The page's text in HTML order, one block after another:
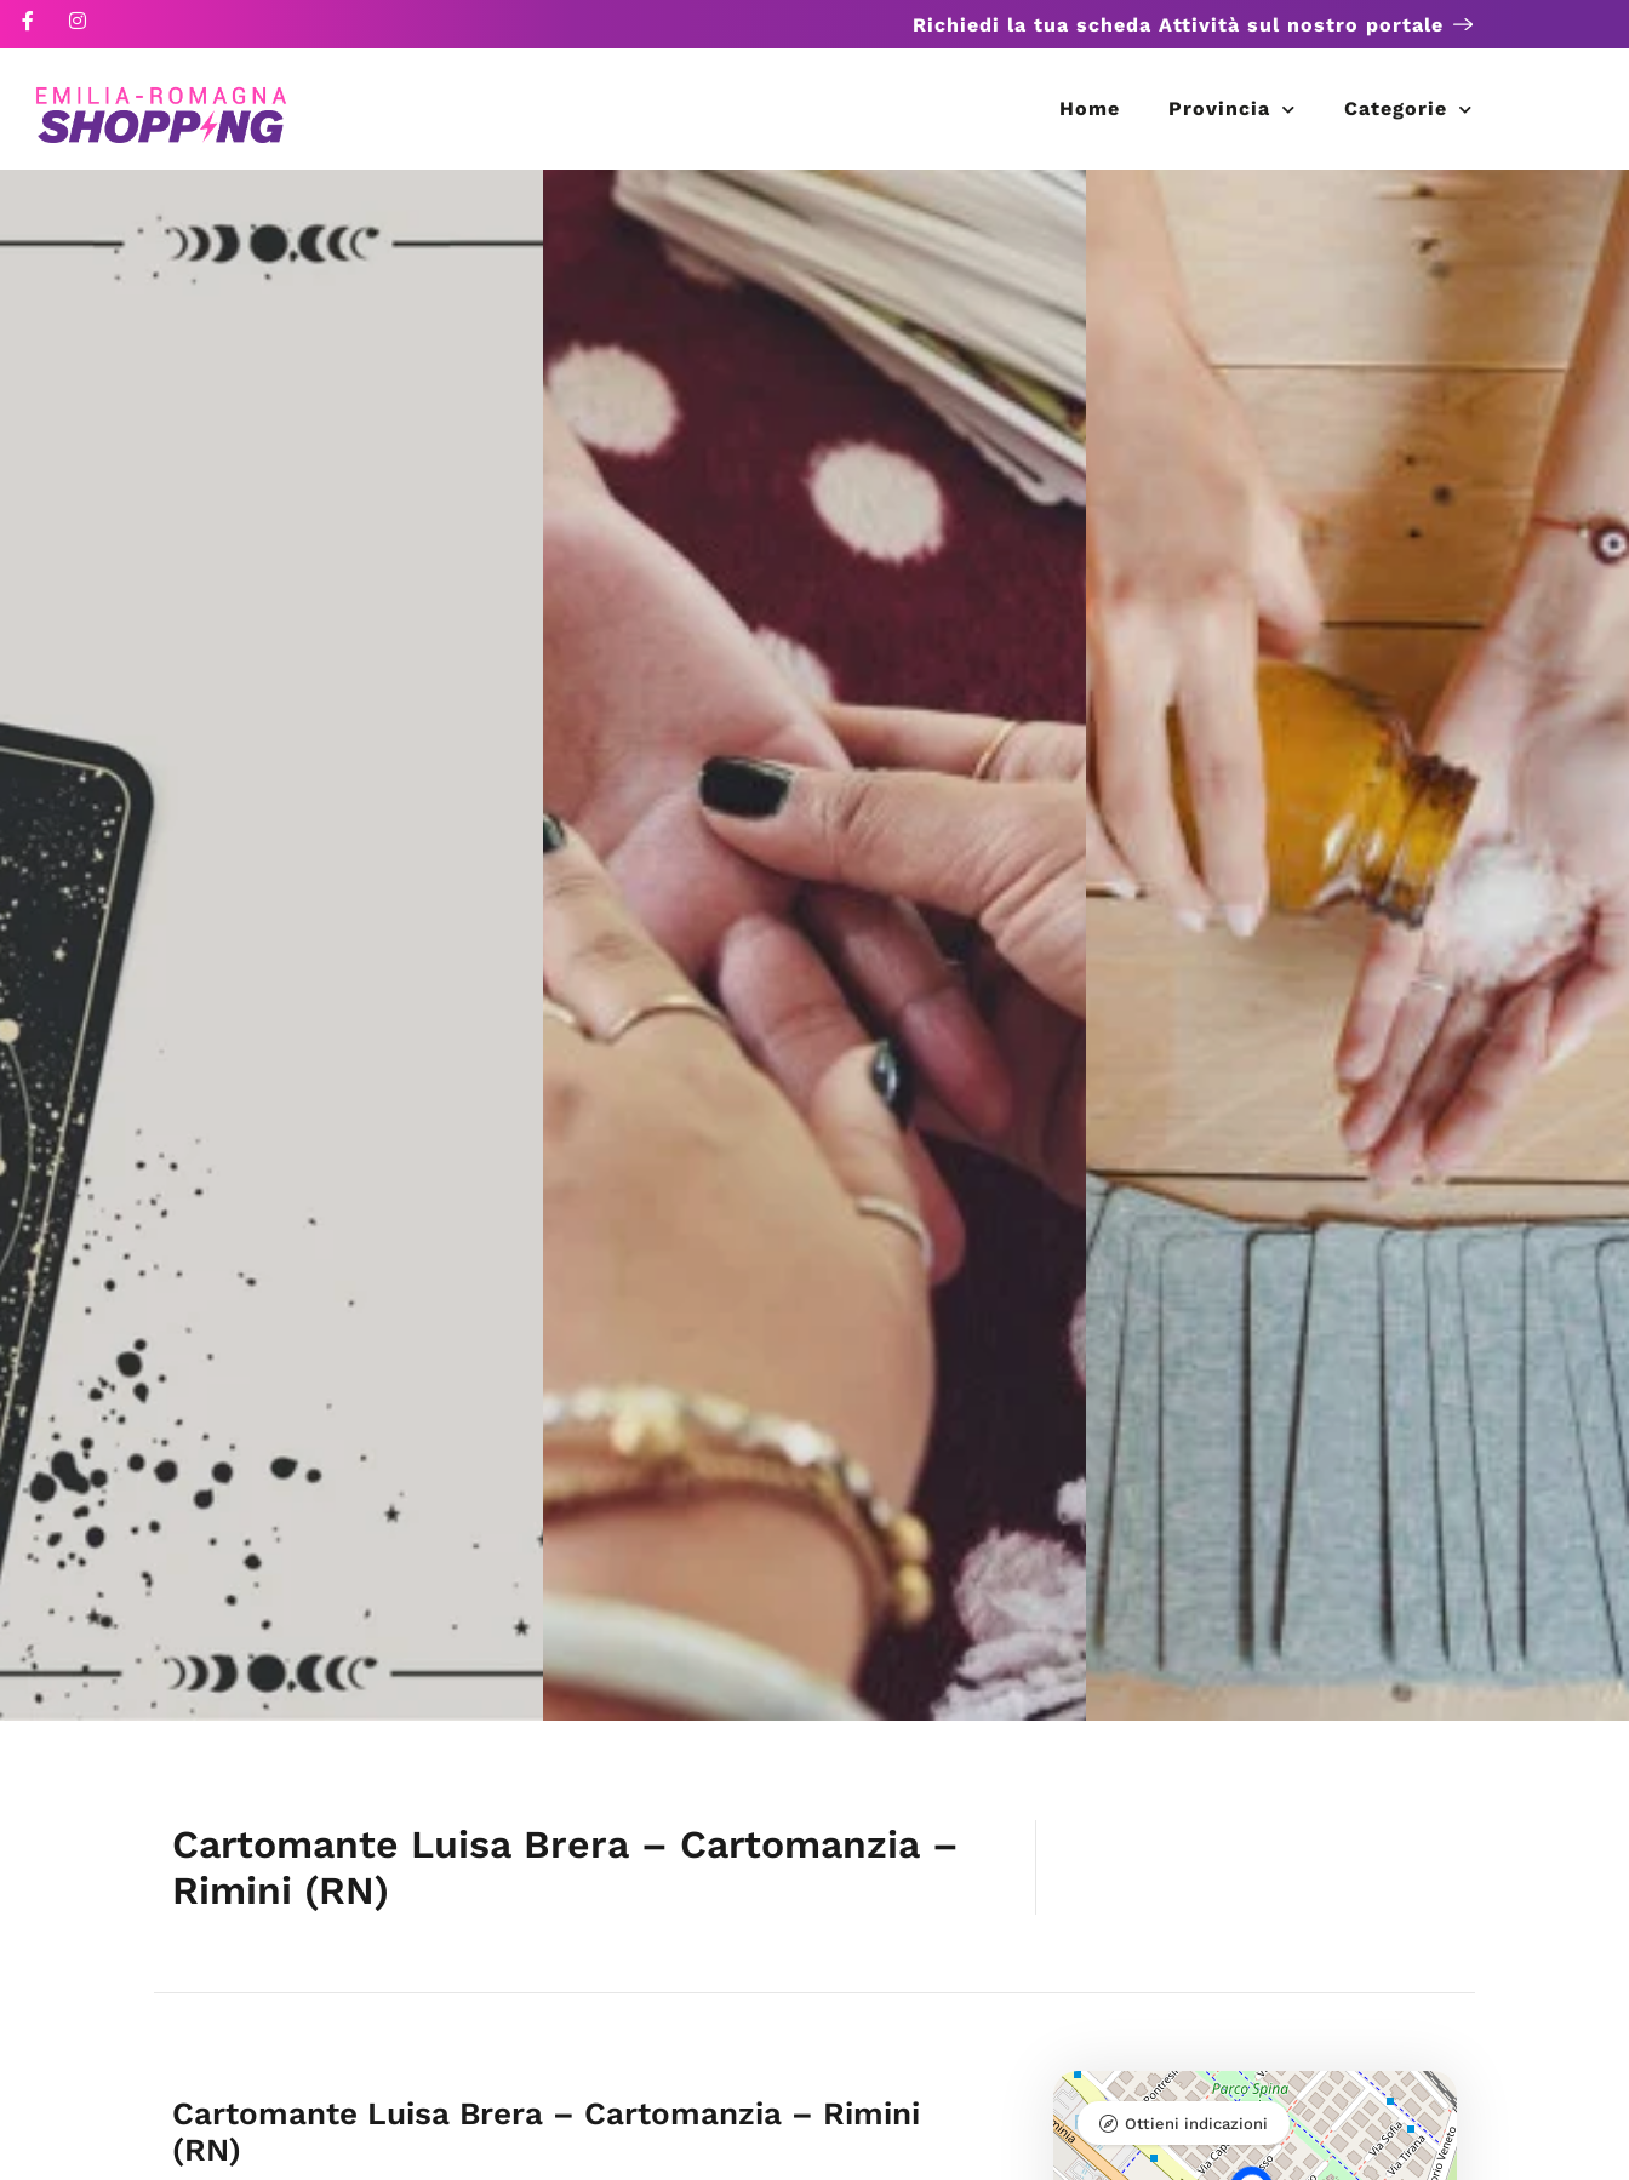
Richiedi la tua scheda Attività sul nostro portale
Home Provincia Categorie
Cartomante Luisa Brera – Cartomanzia –
Rimini (RN)
Cartomante Luisa Brera – Cartomanzia – Rimini
(RN)
Ottieni indicazioni